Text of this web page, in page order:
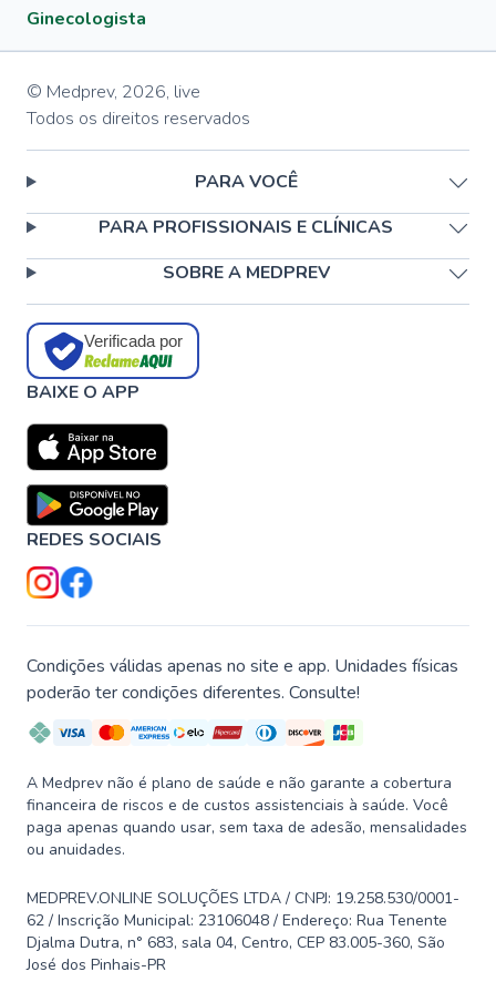
Ginecologista
© Medprev, 2026, live
Todos os direitos reservados
PARA VOCÊ
PARA PROFISSIONAIS E CLÍNICAS
SOBRE A MEDPREV
Verificada por
BAIXE O APP
REDES SOCIAIS
Condições válidas apenas no site e app. Unidades físicas
poderão ter condições diferentes. Consulte!
A Medprev não é plano de saúde e não garante a cobertura
financeira de riscos e de custos assistenciais à saúde. Você
paga apenas quando usar, sem taxa de adesão, mensalidades
ou anuidades.
MEDPREV.ONLINE SOLUÇÕES LTDA / CNPJ: 19.258.530/0001-
62 / Inscrição Municipal: 23106048 / Endereço: Rua Tenente
Djalma Dutra, n° 683, sala 04, Centro, CEP 83.005-360, São
José dos Pinhais-PR